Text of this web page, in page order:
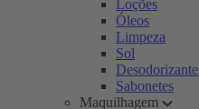
Loções
Óleos
Limpeza
Sol
Sabonetes
Maquilhagem